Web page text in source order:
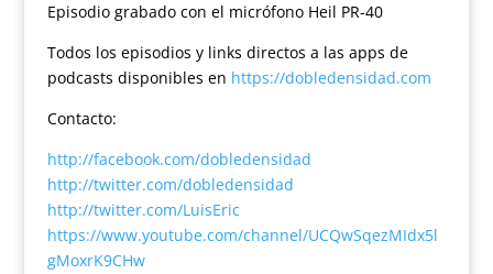
Episodio grabado con el micrófono Heil PR-40
Todos los episodios y links directos a las apps de
podcasts disponibles en https://dobledensidad.com
Contacto:
http://facebook.com/dobledensidad
http://twitter.com/dobledensidad
http://twitter.com/LuisEric
https://www.youtube.com/channel/UCQwSqezMIdx5l
gMoxrK9CHw